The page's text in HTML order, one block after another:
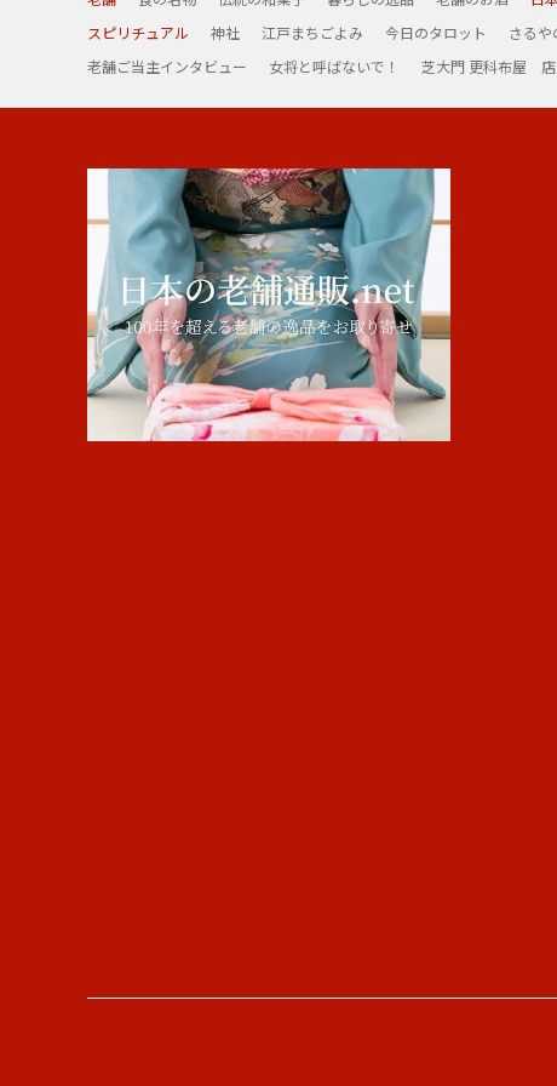
スピリチュアル
神社 江戸まちごよみ 今日のタロット さるや
老舗ご当主インタビュー
女将と呼ばないで！ 芝大門 更科布屋 店